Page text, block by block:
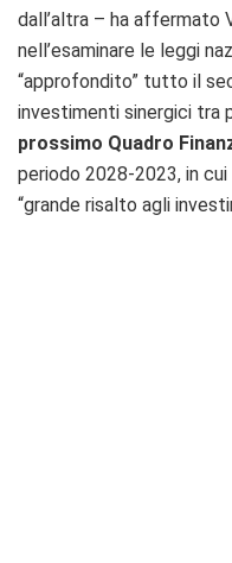
dall’altra – ha affermato
nell’esaminare le leggi
“approfondito” tutto il
investimenti sinergici tra
prossimo Quadro
periodo 2028-2023, in
“grande risalto agli